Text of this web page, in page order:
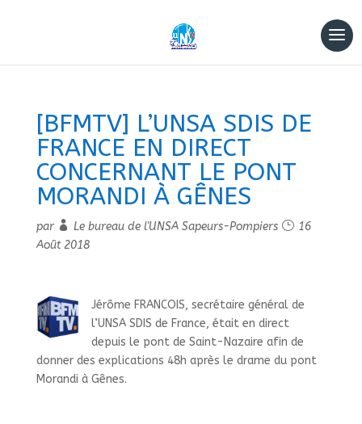
[BFMTV] L’UNSA SDIS DE
FRANCE EN DIRECT
CONCERNANT LE PONT
MORANDI À GÊNES
par Le bureau de l'UNSA Sapeurs-Pompiers
16
Août 2018
Jérôme FRANCOIS, secrétaire général de
l’UNSA SDIS de France, était en direct
depuis le pont de Saint-Nazaire afin de
donner des explications 48h après le drame du pont
Morandi à Gênes.